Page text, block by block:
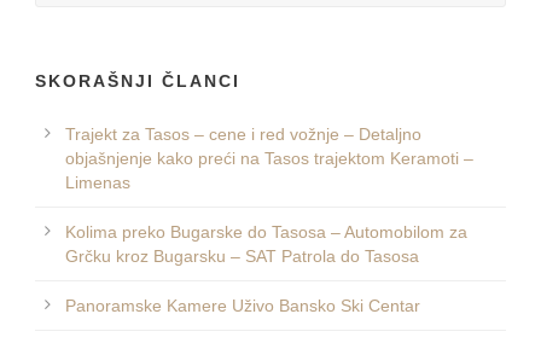
SKORAŠNJI ČLANCI
Trajekt za Tasos – cene i red vožnje – Detaljno
objašnjenje kako preći na Tasos trajektom Keramoti –
Limenas
Kolima preko Bugarske do Tasosa – Automobilom za
Grčku kroz Bugarsku – SAT Patrola do Tasosa
Panoramske Kamere Uživo Bansko Ski Centar